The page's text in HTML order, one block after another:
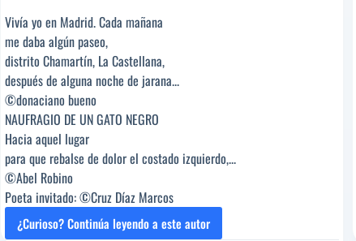
Vivía yo en Madrid. Cada mañana
me daba algún paseo,
distrito Chamartín, La Castellana,
después de alguna noche de jarana...
©donaciano bueno
NAUFRAGIO DE UN GATO NEGRO
Hacia aquel lugar
para que rebalse de dolor el costado izquierdo,...
©Abel Robino
Poeta invitado: ©Cruz Díaz Marcos
¿Curioso? Continúa leyendo a este autor
ME